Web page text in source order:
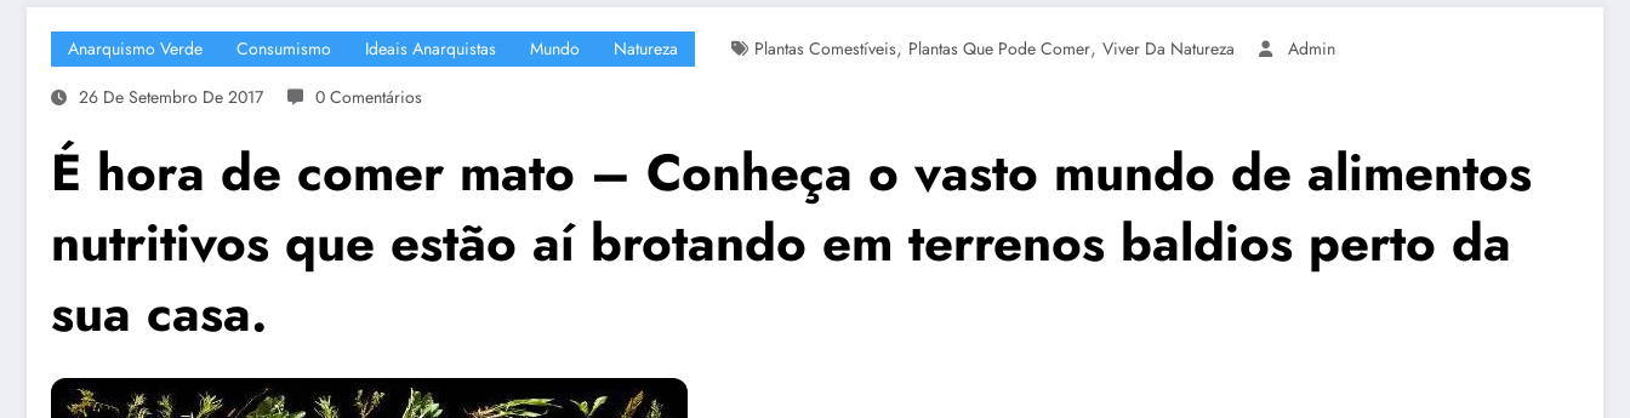
Anarquismo Verde Consumismo Ideais Anarquistas Mundo Natureza Plantas Comestíveis, Plantas Que Pode Comer, Viver Da Natureza
Admin
26 De Setembro De 2017
0 Comentários
É hora de comer mato – Conheça o vasto mundo de alimentos
nutritivos que estão aí brotando em terrenos baldios perto da
sua casa.